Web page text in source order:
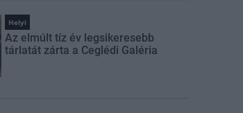
Helyi
Az elmúlt tíz év legsikeresebb
tárlatát zárta a Ceglédi Galéria